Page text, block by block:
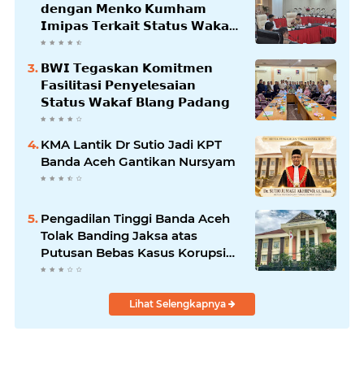
𝗱𝗲𝗻𝗴𝗮𝗻 𝗠𝗲𝗻𝗸𝗼 𝗞𝘂𝗺𝗵𝗮𝗺
𝗜𝗺𝗶𝗽𝗮𝘀 𝗧𝗲𝗿𝗸𝗮𝗶𝘁 𝗦𝘁𝗮𝘁𝘂𝘀 𝗪𝗮𝗸𝗮𝗳
𝗕𝗹𝗮𝗻𝗴𝗽𝗮𝗱𝗮𝗻𝗴
𝗕𝗪𝗜 𝗧𝗲𝗴𝗮𝘀𝗸𝗮𝗻 𝗞𝗼𝗺𝗶𝘁𝗺𝗲𝗻
𝗙𝗮𝘀𝗶𝗹𝗶𝘁𝗮𝘀𝗶 𝗣𝗲𝗻𝘆𝗲𝗹𝗲𝘀𝗮𝗶𝗮𝗻
𝗦𝘁𝗮𝘁𝘂𝘀 𝗪𝗮𝗸𝗮𝗳 𝗕𝗹𝗮𝗻𝗴 𝗣𝗮𝗱𝗮𝗻𝗴
KMA Lantik Dr Sutio Jadi KPT
Banda Aceh Gantikan Nursyam
Pengadilan Tinggi Banda Aceh
Tolak Banding Jaksa atas
Putusan Bebas Kasus Korupsi
Wastafel
Lihat Selengkapnya